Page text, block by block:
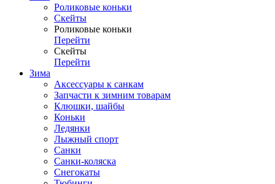
Роликовые коньки
Скейты
Роликовые коньки
Перейти
Скейты
Перейти
Зима
Аксессуары к санкам
Запчасти к зимним товарам
Клюшки, шайбы
Коньки
Ледянки
Лыжный спорт
Санки
Санки-коляска
Снегокаты